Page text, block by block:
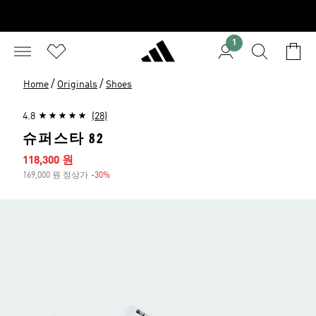
1
Home / Originals / Shoes
4.8 (28)
슈퍼스타 82
세일 가격
118,300 원
169,000 원 정상가 -30%